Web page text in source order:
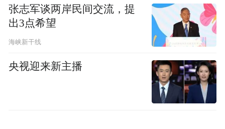
款逃匿；
2.利用职务便利不付款即占有本公司产品；
3.对公司通过签订合同取得的货款、收入等
不入账、据为己有或者擅自用于个人用途；
张志军谈两岸民间交流，提
出3点希望
海峡新干线
央视迎来新主播